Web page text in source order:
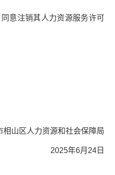
意注销其人力资源服务许可
相山区人力资源和社会保障局
2025年6月24日